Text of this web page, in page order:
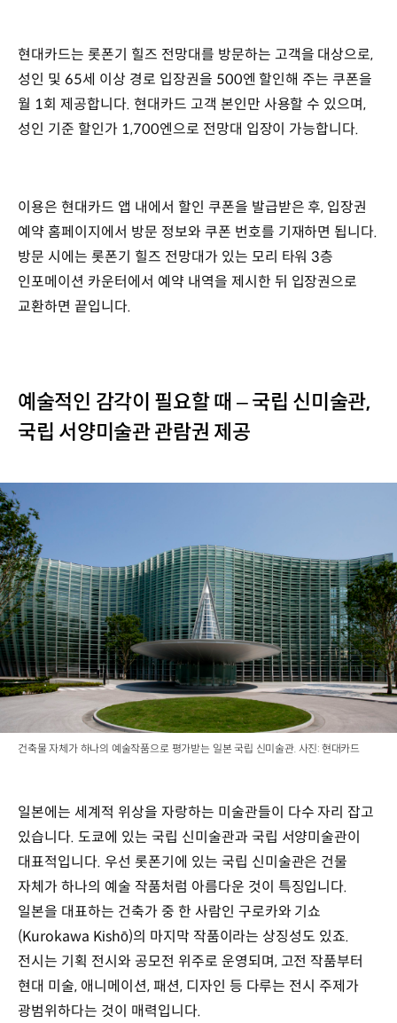
현대카드는 롯폰기 힐즈 전망대를 방문하는 고객을 대상으로,
성인 및 65세 이상 경로 입장권을 500엔 할인해 주는 쿠폰을
월 1회 제공합니다. 현대카드 고객 본인만 사용할 수 있으며,
성인 기준 할인가 1,700엔으로 전망대 입장이 가능합니다.
이용은 현대카드 앱 내에서 할인 쿠폰을 발급받은 후, 입장권
예약 홈페이지에서 방문 정보와 쿠폰 번호를 기재하면 됩니다.
방문 시에는 롯폰기 힐즈 전망대가 있는 모리 타워 3층
인포메이션 카운터에서 예약 내역을 제시한 뒤 입장권으로
교환하면 끝입니다.
예술적인 감각이 필요할 때 – 국립 신미술관,
국립 서양미술관 관람권 제공
건축물 자체가 하나의 예술작품으로 평가받는 일본 국립 신미술관. 사진: 현대카드
일본에는 세계적 위상을 자랑하는 미술관들이 다수 자리 잡고
있습니다. 도쿄에 있는 국립 신미술관과 국립 서양미술관이
대표적입니다. 우선 롯폰기에 있는 국립 신미술관은 건물
자체가 하나의 예술 작품처럼 아름다운 것이 특징입니다.
일본을 대표하는 건축가 중 한 사람인 구로카와 기쇼
(Kurokawa Kishō)의 마지막 작품이라는 상징성도 있죠.
전시는 기획 전시와 공모전 위주로 운영되며, 고전 작품부터
현대 미술, 애니메이션, 패션, 디자인 등 다루는 전시 주제가
광범위하다는 것이 매력입니다.